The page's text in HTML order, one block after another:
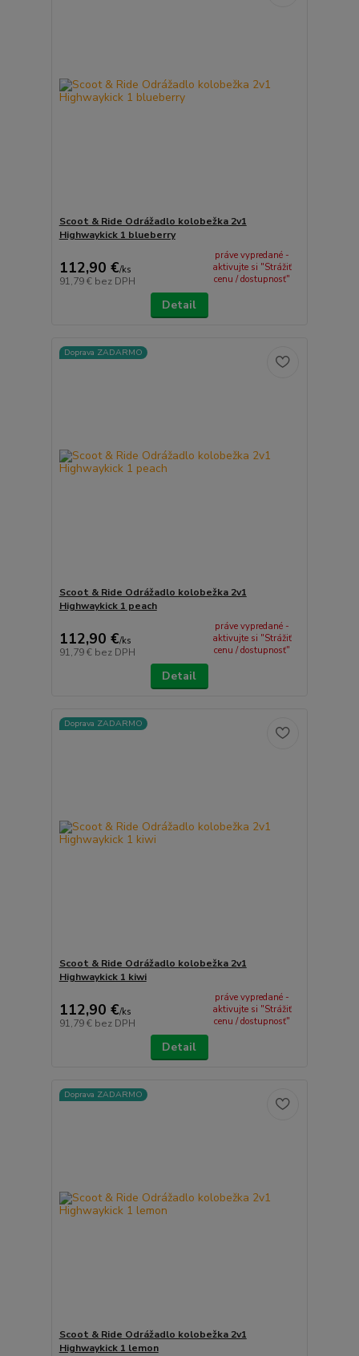
Scoot & Ride Odrážadlo kolobežka 2v1
Highwaykick 1 blueberry
112,90 €/ks
91,79 € bez DPH
práve vypredané -
aktivujte si "Strážiť
cenu / dostupnosť"
Detail
Doprava ZADARMO
Scoot & Ride Odrážadlo kolobežka 2v1
Highwaykick 1 peach
112,90 €/ks
91,79 € bez DPH
práve vypredané -
aktivujte si "Strážiť
cenu / dostupnosť"
Detail
Doprava ZADARMO
Scoot & Ride Odrážadlo kolobežka 2v1
Highwaykick 1 kiwi
112,90 €/ks
91,79 € bez DPH
práve vypredané -
aktivujte si "Strážiť
cenu / dostupnosť"
Detail
Doprava ZADARMO
Scoot & Ride Odrážadlo kolobežka 2v1
Highwaykick 1 lemon